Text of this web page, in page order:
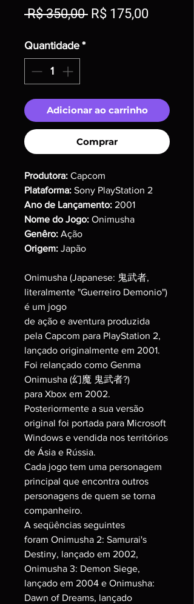
R$ 350,00 Preço
R$ 175,00Preço
Quantidade *
Adicionar ao carrinho
Comprar
Produtora: Capcom
Plataforma: Sony PlayStation 2
Ano de Lançamento: 2001
Nome do Jogo: Onimusha
Genêro: Ação
Origem: Japão
Onimusha (Japanese: 鬼武者,
literalmente "Guerreiro Demonio")
é um jogo
de ação e aventura produzida
pela Capcom para PlayStation 2,
lançado originalmente em 2001.
Foi relançado como Genma
Onimusha (幻魔 鬼武者?)
para Xbox em 2002.
Posteriormente a sua versão
original foi portada para Microsoft
Windows e vendida nos territórios
de Ásia e Rússia.
Cada jogo tem uma personagem
principal que encontra outros
personagens de quem se torna
companheiro.
A seqüências seguintes
foram Onimusha 2: Samurai's
Destiny, lançado em 2002,
Onimusha 3: Demon Siege,
lançado em 2004 e Onimusha:
Dawn of Dreams, lançado